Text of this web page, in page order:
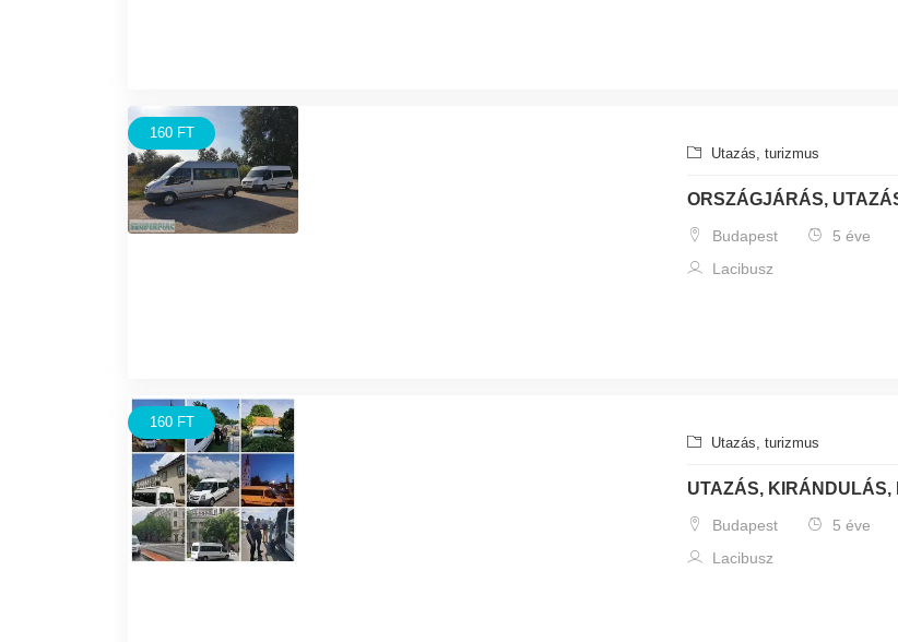
160 FT
Utazás, turizmus
ORSZÁGJÁRÁS,
Budapest
5 éve
Lacibusz
160 FT
Utazás, turizmus
UTAZÁS, KIRÁNDULÁS,
Budapest
5 éve
Lacibusz